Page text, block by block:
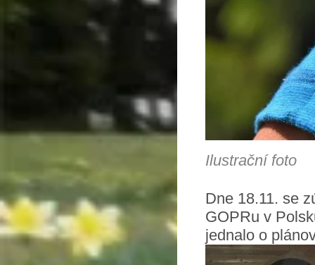
Ilustrační foto
Dne 18.11. se
GOPRu v
jednalo o